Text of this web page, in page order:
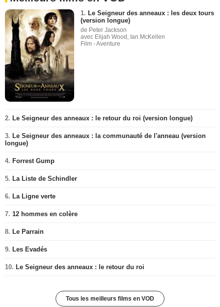
1. Le Seigneur des anneaux : les deux tours
(version longue)
de Peter Jackson
avec Elijah Wood, Ian McKellen
Film - Aventure
2. Le Seigneur des anneaux : le retour du roi (version longue)
3. Le Seigneur des anneaux : la communauté de l'anneau (version
longue)
4. Forrest Gump
5. La Liste de Schindler
6. La Ligne verte
7. 12 hommes en colère
8. Le Parrain
9. Les Evadés
10. Le Seigneur des anneaux : le retour du roi
Tous les meilleurs films en VOD